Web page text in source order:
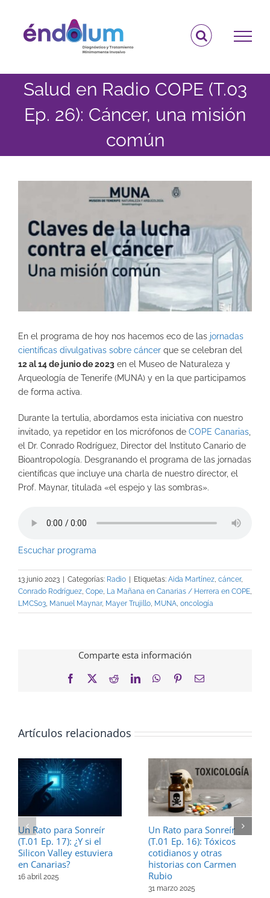
contenido
Salud en Radio COPE (T.03
Ep. 26): Cáncer, una misión
común
grande
En el programa de hoy nos hacemos eco de las jornadas
científicas divulgativas sobre cáncer que se celebran del
12 al 14 de junio de 2023 en el Museo de Naturaleza y
Arqueología de Tenerife (MUNA) y en la que participamos
de forma activa.
Durante la tertulia, abordamos esta iniciativa con nuestro
invitado, ya repetidor en los micrófonos de COPE Canarias,
el Dr. Conrado Rodríguez, Director del Instituto Canario de
Bioantropología. Desgranando el programa de las jornadas
científicas que incluye una charla de nuestro director, el
Prof. Maynar, titulada «el espejo y las sombras».
Escuchar programa
13 junio 2023 Categorías: Radio Etiquetas: Aida Martínez, cáncer,
Conrado Rodríguez, Cope, La Mañana en Canarias / Herrera en COPE,
LMCS03, Manuel Maynar, Mayer Trujillo, MUNA, oncología
Comparte esta información
Facebook RedditLinkedInWhatsApp
PinterestCorreo
Artículos relacionados
Un Rato para Sonreír
(T.01 Ep. 17): ¿Y si el
Silicon Valley estuviera
en Canarias?
16 abril 2025
Un Rato para Sonreír
(T.01 Ep. 16): Tóxicos
cotidianos y otras
historias con Carmen
Rubio
31 marzo 2025